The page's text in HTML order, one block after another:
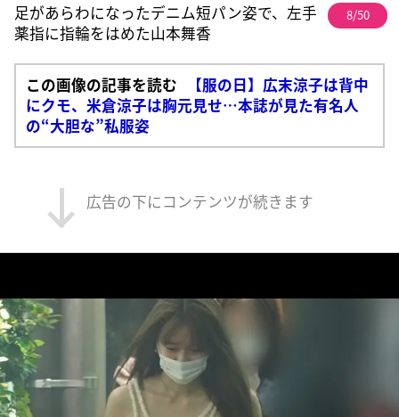
足があらわになったデニム短パン姿で、左手
薬指に指輪をはめた山本舞香
8/50
この画像の記事を読む
【服の日】広末涼子は背中
にクモ、米倉涼子は胸元見せ…本誌が見た有名人
の“大胆な”私服姿
広告の下にコンテンツが続きます